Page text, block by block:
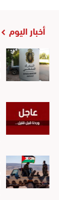
أخبار اليوم